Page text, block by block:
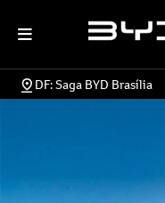
DF: Saga BYD Brasília